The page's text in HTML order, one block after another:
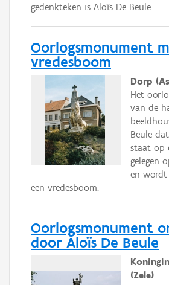
gedenkteken is Aloïs De Beule.
Oorlogsmonument
vredesboom
Dorp
Het
van de
Beule
staat op
gelegen
en wordt
een vredesboom.
Oorlogsmonument
door Aloïs De Beule
(Zele)